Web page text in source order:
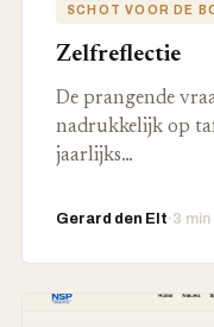
SCHOT VOOR DE
Zelfreflectie
De prangende
nadrukkelijk op
jaarlijks…
Gerard den Elt·3 min